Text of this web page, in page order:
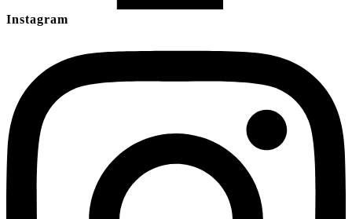
Instagram